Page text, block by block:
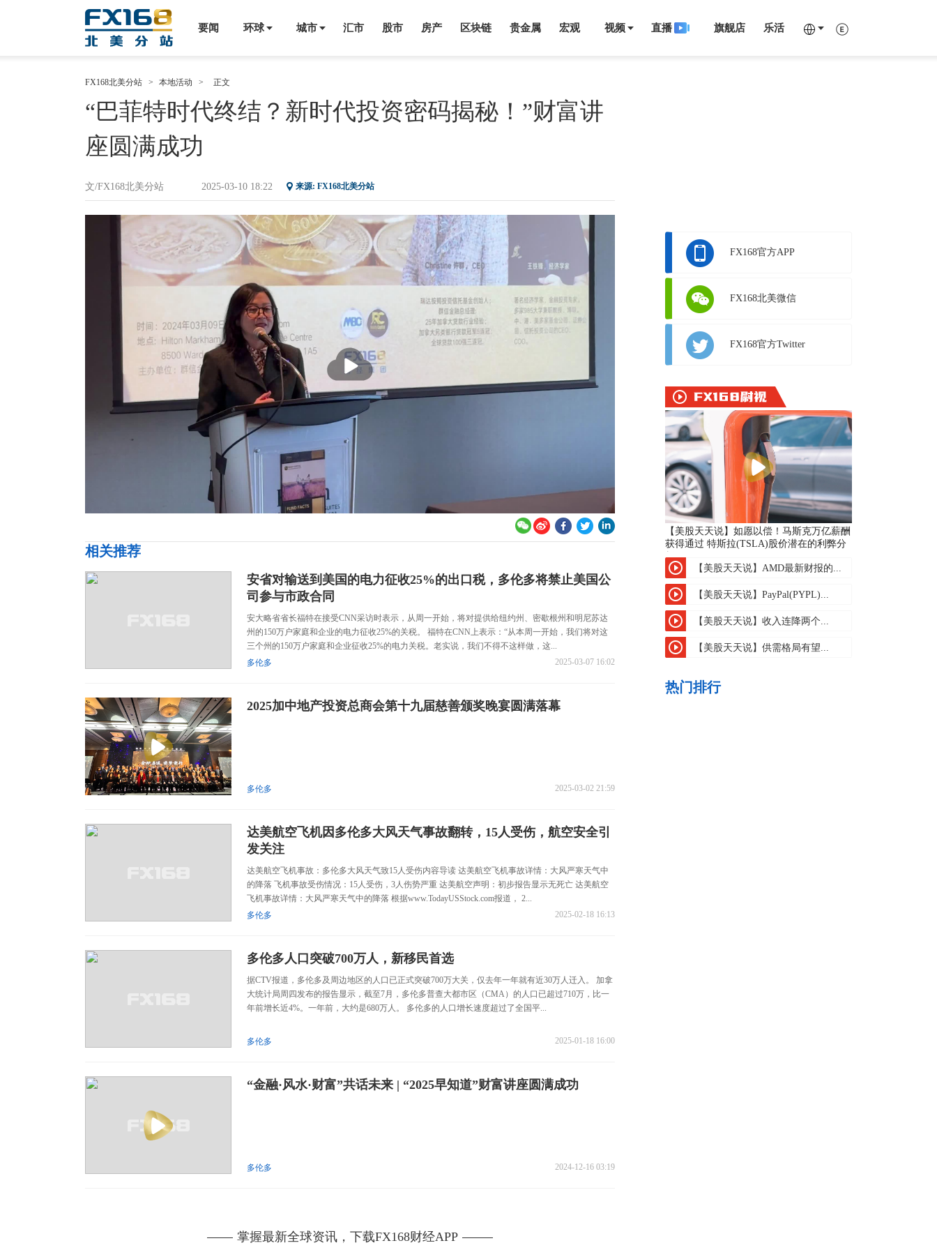
乐活
旗舰店
直播
视频
宏观
贵金属
区块链
房产
股市
汇市
城市
环球
要闻
FX168北美分站 > 本地活动 > 正文
“巴菲特时代终结？新时代投资密码揭秘！”财富讲
座圆满成功
文/FX168北美分站 2025-03-10 18:22 来源: FX168北美分站
播
放
相关推荐
安省对输送到美国的电力征收25%的出口税，多伦多将禁止美国公
司参与市政合同
安大略省省长福特在接受CNN采访时表示，从周一开始，将对提供给纽约州、密歇根州和明尼苏达
州的150万户家庭和企业的电力征收25%的关税。 福特在CNN上表示：“从本周一开始，我们将对这
三个州的150万户家庭和企业征收25%的电力关税。老实说，我们不得不这样做，这...
2025-03-07 16:02
多伦多
2025加中地产投资总商会第十九届慈善颁奖晚宴圆满落幕
2025-03-02 21:59
多伦多
达美航空飞机因多伦多大风天气事故翻转，15人受伤，航空安全引
发关注
达美航空飞机事故：多伦多大风天气致15人受伤内容导读 达美航空飞机事故详情：大风严寒天气中
的降落 飞机事故受伤情况：15人受伤，3人伤势严重 达美航空声明：初步报告显示无死亡 达美航空
飞机事故详情：大风严寒天气中的降落 根据www.TodayUSStock.com报道， 2...
2025-02-18 16:13
多伦多
多伦多人口突破700万人，新移民首选
据CTV报道，多伦多及周边地区的人口已正式突破700万大关，仅去年一年就有近30万人迁入。 加拿
大统计局周四发布的报告显示，截至7月，多伦多普查大都市区（CMA）的人口已超过710万，比一
年前增长近4%。一年前，大约是680万人。 多伦多的人口增长速度超过了全国平...
2025-01-18 16:00
多伦多
“金融·风水·财富”共话未来 | “2025早知道”财富讲座圆满成功
2024-12-16 03:19
多伦多
掌握最新全球资讯，下载FX168财经APP
FX168官方APP
FX168北美微信
FX168官方Twitter
【美股天天说】如愿以偿！马斯克万亿薪酬
获得通过 特斯拉(TSLA)股价潜在的利弊分
析
【美股天天说】AMD最新财报的...
【美股天天说】PayPal(PYPL)...
【美股天天说】收入连降两个...
【美股天天说】供需格局有望...
热门排行